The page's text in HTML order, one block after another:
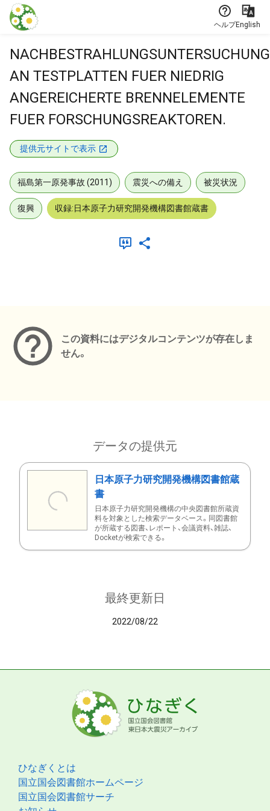
本文に飛ぶ
ヘルプEnglish
AN TESTPLATTEN FUER NIEDRIG
ANGEREICHERTE BRENNELEMENTE
FUER FORSCHUNGSREAKTOREN.
提供元サイトで表示
福島第一原発事故 (2011) 震災への備え 被災状況
復興 収録:日本原子力研究開発機構図書館蔵書
この資料にはデジタルコンテンツが存在しま
せん。
データの提供元
日本原子力研究開発機構図書館蔵
書
日本原子力研究開発機構の中央図書館所蔵資
料を対象とした検索データベース。同図書館
が所蔵する図書、レポート、会議資料、雑誌、
Docketが検索できる。
最終更新日
2022/08/22
ひなぎくとは
国立国会図書館ホームページ
国立国会図書館サーチ